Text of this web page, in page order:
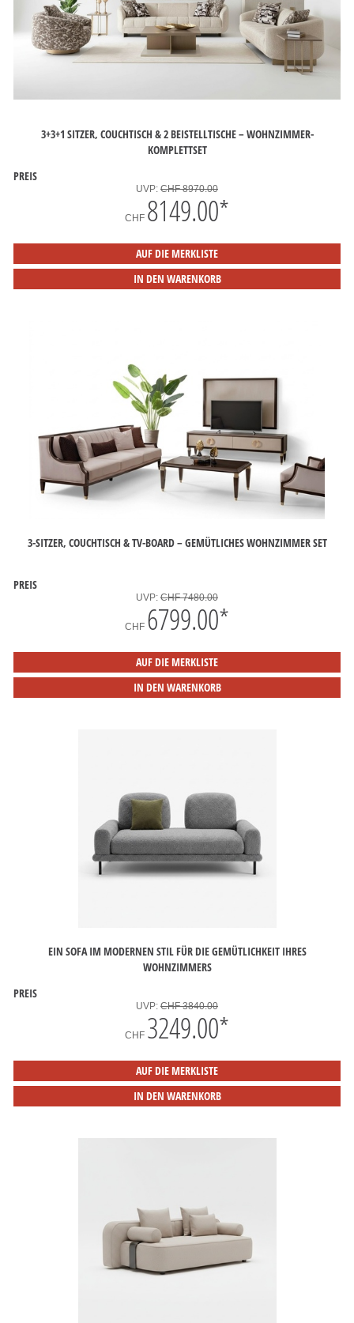
3+3+1 SITZER, COUCHTISCH & 2 BEISTELLTISCHE – WOHNZIMMER-
KOMPLETTSET
PREIS
UVP: CHF 8970.00
CHF 8149.00*
AUF DIE MERKLISTE
IN DEN WARENKORB
3-SITZER, COUCHTISCH & TV-BOARD – GEMÜTLICHES WOHNZIMMER SET
PREIS
UVP: CHF 7480.00
CHF 6799.00*
AUF DIE MERKLISTE
IN DEN WARENKORB
EIN SOFA IM MODERNEN STIL FÜR DIE GEMÜTLICHKEIT IHRES
WOHNZIMMERS
PREIS
UVP: CHF 3840.00
CHF 3249.00*
AUF DIE MERKLISTE
IN DEN WARENKORB